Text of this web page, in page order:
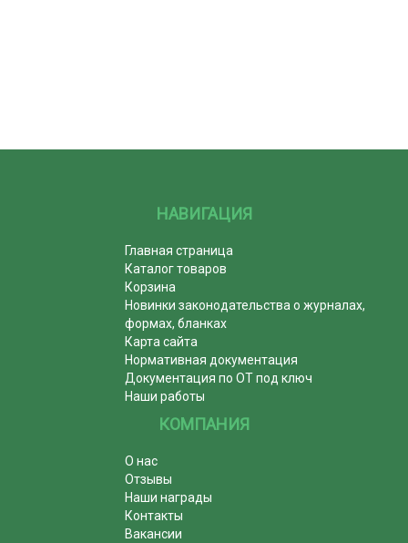
НАВИГАЦИЯ
Главная страница
Каталог товаров
Корзина
Новинки законодательства о журналах,
формах, бланках
Карта сайта
Нормативная документация
Документация по ОТ под ключ
Наши работы
КОМПАНИЯ
О нас
Отзывы
Наши награды
Контакты
Вакансии